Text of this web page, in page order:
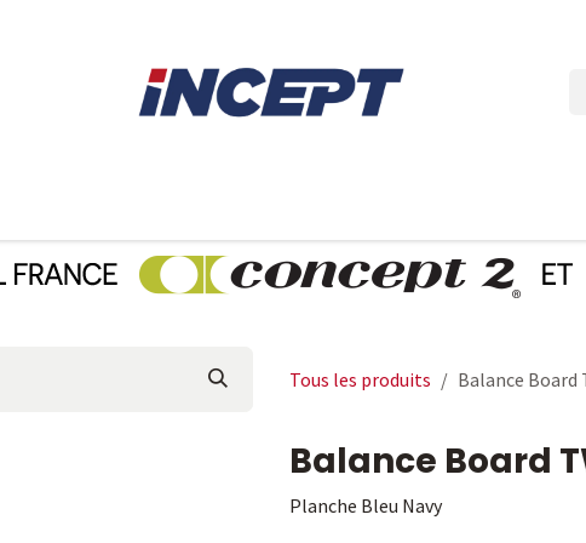
Tous les produits Balance Board
Balance Board
Planche Bleu Navy